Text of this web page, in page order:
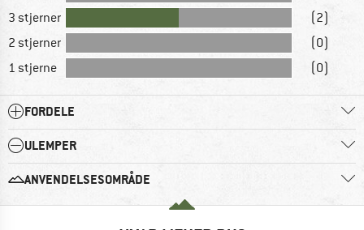
3 stjerner
(2)
2 stjerner
(0)
1 stjerne
(0)
FORDELE
ULEMPER
ANVENDELSESOMRÅDE